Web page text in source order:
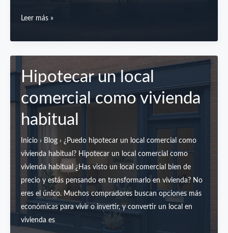
¿Se
una
vivienda
que
no
inscrita
en
el
Registro
de
la
Propiedad?
Leer más »
Hipotecar un local
comercial como vivienda
habitual
Inicio › Blog › ¿Puedo hipotecar un local comercial como
vivienda habitual? Hipotecar un local comercial como
vivienda habitual ¿Has visto un local comercial bien de
precio y estás pensando en transformarlo en vivienda? No
eres el único. Muchos compradores buscan opciones más
económicas para vivir o invertir, y convertir un local en
vivienda es